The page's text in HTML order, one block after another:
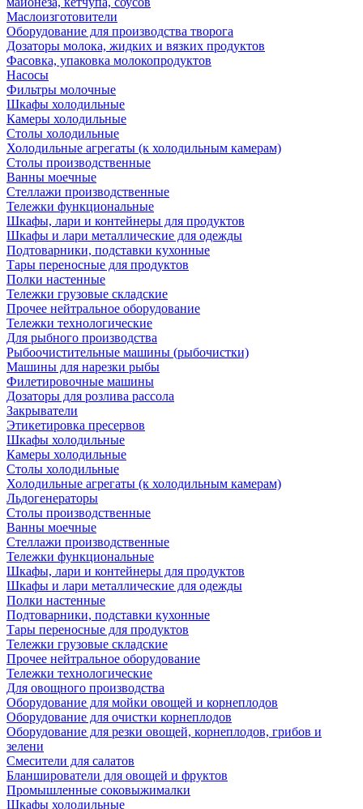
Маслоизготовители
Оборудование для производства творога
Дозаторы молока, жидких и вязких продуктов
Фасовка, упаковка молокопродуктов
Насосы
Фильтры молочные
Шкафы холодильные
Камеры холодильные
Столы холодильные
Холодильные агрегаты (к холодильным камерам)
Столы производственные
Ванны моечные
Стеллажи производственные
Тележки функциональные
Шкафы, лари и контейнеры для продуктов
Шкафы и лари металлические для одежды
Подтоварники, подставки кухонные
Тары переносные для продуктов
Полки настенные
Тележки грузовые складские
Прочее нейтральное оборудование
Тележки технологические
Для рыбного производства
Рыбоочистительные машины (рыбочистки)
Машины для нарезки рыбы
Филетировочные машины
Дозаторы для розлива рассола
Закрыватели
Этикетировка пресервов
Шкафы холодильные
Камеры холодильные
Столы холодильные
Холодильные агрегаты (к холодильным камерам)
Льдогенераторы
Столы производственные
Ванны моечные
Стеллажи производственные
Тележки функциональные
Шкафы, лари и контейнеры для продуктов
Шкафы и лари металлические для одежды
Полки настенные
Подтоварники, подставки кухонные
Тары переносные для продуктов
Тележки грузовые складские
Прочее нейтральное оборудование
Тележки технологические
Для овощного производства
Оборудование для мойки овощей и корнеплодов
Оборудование для очистки корнеплодов
Оборудование для резки овощей, корнеплодов, грибов и
зелени
Смесители для салатов
Бланширователи для овощей и фруктов
Промышленные соковыжималки
Шкафы холодильные